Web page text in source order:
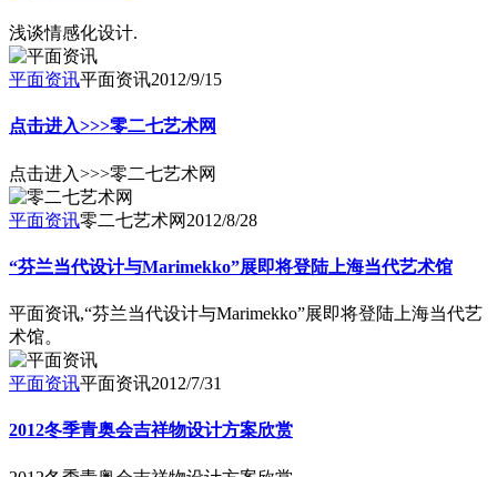
浅谈情感化设计.
平面资讯平面资讯2012/9/15
点击进入>>>零二七艺术网
点击进入>>>零二七艺术网
平面资讯零二七艺术网 2012/8/28
“芬兰当代设计与Marimekko”展即将登陆上海当代艺术馆
平面资讯,“芬兰当代设计与Marimekko”展即将登陆上海当代艺
术馆。
平面资讯平面资讯2012/7/31
2012冬季青奥会吉祥物设计方案欣赏